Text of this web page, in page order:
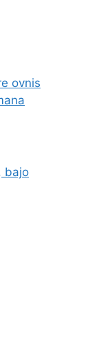
ovnis
bajo